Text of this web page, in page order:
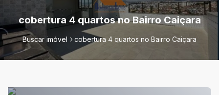
cobertura 4 quartos no Bairro Caiçara
Buscar imóvel cobertura 4 quartos no Bairro Caiçara